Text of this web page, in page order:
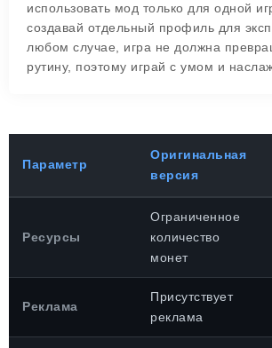
использовать мод только для одной
создавай отдельный профиль для
любом случае, игра не должна
рутину, поэтому играй с умом и
Параметр
Оригинальная
версия
Ресурсы
Ограниченное
количество
монет
Реклама
Присутствует
реклама